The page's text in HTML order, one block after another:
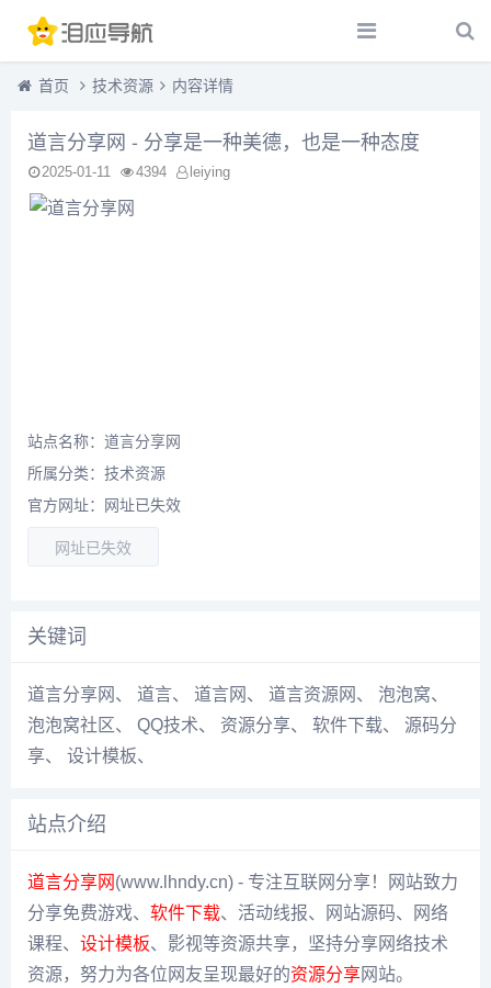
首页 技术资源 内容详情
道言分享网 - 分享是一种美德，也是一种态度
2025-01-11 4394 leiying
站点名称：道言分享网
所属分类： 技术资源
官方网址：网址已失效
网址已失效
关键词
道言分享网 、 道言、 道言网 、 道言资源网 、 泡泡窝、
泡泡窝社区、 QQ技术、 资源分享、 软件下载、 源码分
享、 设计模板、
站点介绍
道言分享网 (www.lhndy.cn) - 专注互联网分享！网站致力
分享免费游戏、 软件下载、活动线报、网站源码、网络
课程、 设计模板、影视等资源共享，坚持分享网络技术
资源，努力为各位网友呈现最好的资源分享网站。